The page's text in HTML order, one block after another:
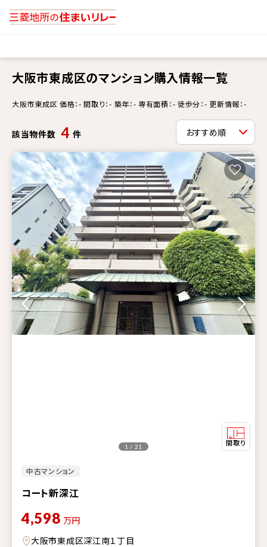
大阪市東成区のマンション購入情報一覧
大阪市東成区 価格：- 間取り：- 築年：- 専有面積：- 徒歩分：- 更新情報：-
該当物件数 4 件
中古マンション
コート新深江
1 / 21
4,598 万円
大阪市東成区深江南１丁目